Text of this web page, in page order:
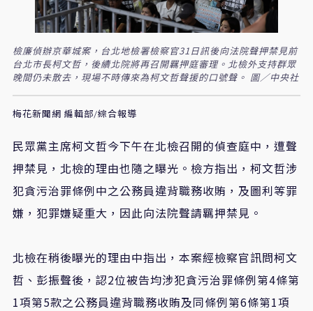
檢廉偵辦京華城案，台北地檢署檢察官31日訊後向法院聲押禁見前
台北市長柯文哲，後續北院將再召開羈押庭審理。北檢外支持群眾
晚間仍未散去，現場不時傳來為柯文哲聲援的口號聲。 圖／中央社
梅花新聞網 編輯部/綜合報導
民眾黨主席柯文哲今下午在北檢召開的偵查庭中，遭聲
押禁見，北檢的理由也隨之曝光。檢方指出，柯文哲涉
犯貪污治罪條例中之公務員違背職務收賄，及圖利等罪
嫌，犯罪嫌疑重大，因此向法院聲請羈押禁見。
北檢在稍後曝光的理由中指出，本案經檢察官訊問柯文
哲、彭振聲後，認2位被告均涉犯貪污治罪條例第4條第
1項第5款之公務員違背職務收賄及同條例第6條第1項